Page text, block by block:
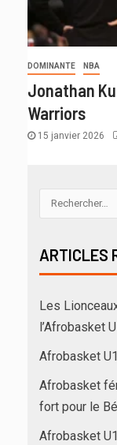
DOMINANTE NBA
Jonathan
Warriors
15 janvier 2026
ARTICLES
Les
l’Afrobasket
Afrobasket
Afrobasket
fort pour le
Afrobasket